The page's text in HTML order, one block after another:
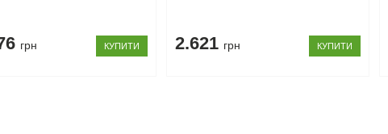
грн КУПИТИ 2.621 грн КУПИТИ